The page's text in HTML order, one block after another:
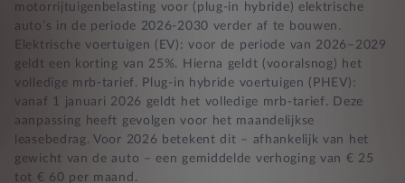
motorrijtuigenbelasting voor (plug-in hybride) elektrische
auto’s in de periode 2026-2030 verder af te bouwen.
Elektrische voertuigen (EV): voor de periode van 2026–2029
geldt een korting van 25%. Hierna geldt (vooralsnog) het
volledige mrb-tarief. Plug-in hybride voertuigen (PHEV):
vanaf 1 januari 2026 geldt het volledige mrb-tarief. Deze
aanpassing heeft gevolgen voor het maandelijkse
leasebedrag. Voor 2026 betekent dit – afhankelijk van het
gewicht van de auto – een gemiddelde verhoging van € 25
tot € 60 per maand.